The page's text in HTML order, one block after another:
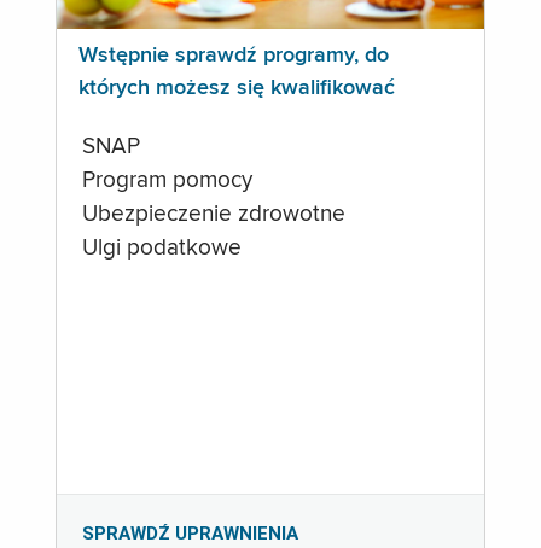
Wstępnie sprawdź programy, do
których możesz się kwalifikować
SNAP
Program pomocy
Ubezpieczenie zdrowotne
Ulgi podatkowe
SPRAWDŹ UPRAWNIENIA